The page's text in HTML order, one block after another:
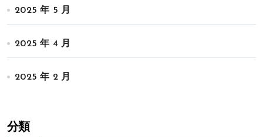
2025 年 5 月
2025 年 4 月
2025 年 2 月
分類